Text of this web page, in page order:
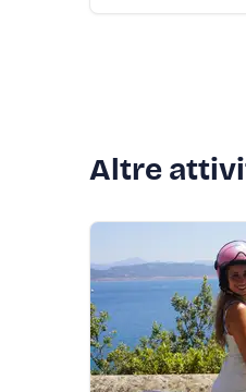
Altre